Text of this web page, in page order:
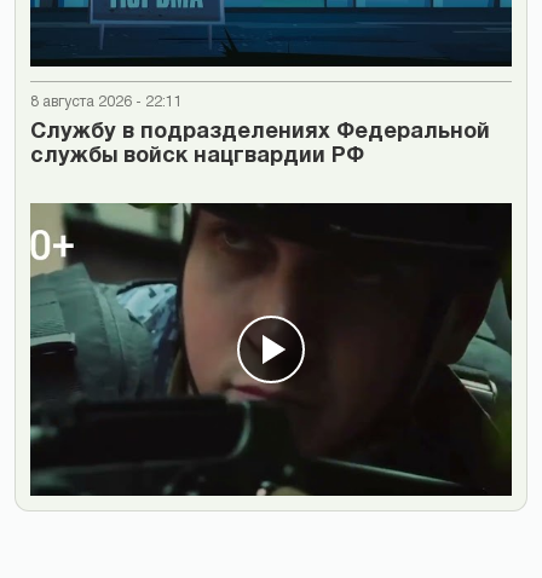
8 августа 2026 - 22:11
Cлужбу в подразделениях Федеральной
службы войск нацгвардии РФ